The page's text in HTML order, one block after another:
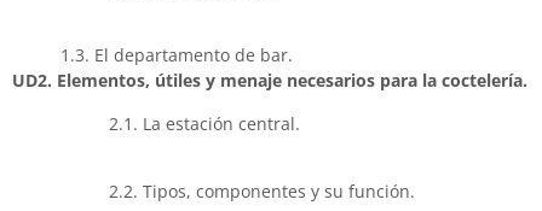
1.3. El departamento de bar.
UD2. Elementos, útiles y menaje necesarios para la coctelería.
2.1. La estación central.
2.2. Tipos, componentes y su función.